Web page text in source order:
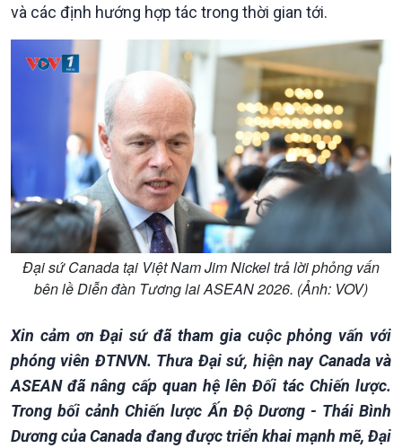
Thời sự 21h30
Chuyên mục
Theo dòng Thời sự
và các định hướng hợp tác trong thời gian tới.
Đại sứ Canada tại Việt Nam Jim Nickel trả lời phỏng vấn
bên lề Diễn đàn Tương lai ASEAN 2026. (Ảnh: VOV)
Xin cảm ơn Đại sứ đã tham gia cuộc phỏng vấn với
phóng viên ĐTNVN. Thưa Đại sứ, hiện nay Canada và
ASEAN đã nâng cấp quan hệ lên Đối tác Chiến lược.
Trong bối cảnh Chiến lược Ấn Độ Dương - Thái Bình
Dương của Canada đang được triển khai mạnh mẽ, Đại